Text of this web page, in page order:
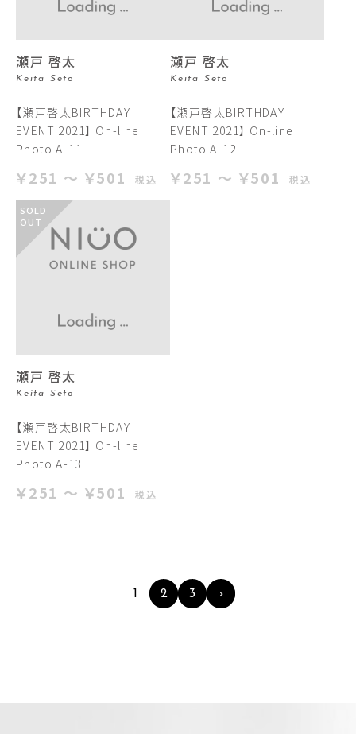
瀬戸 啓太
Keita Seto
【瀬戸啓太BIRTHDAY
EVENT 2021】 On-line
Photo A-11
￥251 ～ ￥501 税込
瀬戸 啓太
Keita Seto
【瀬戸啓太BIRTHDAY
EVENT 2021】 On-line
Photo A-12
￥251 ～ ￥501 税込
SOLD
OUT
瀬戸 啓太
Keita Seto
【瀬戸啓太BIRTHDAY
EVENT 2021】 On-line
Photo A-13
￥251 ～ ￥501 税込
1 2 3 ›